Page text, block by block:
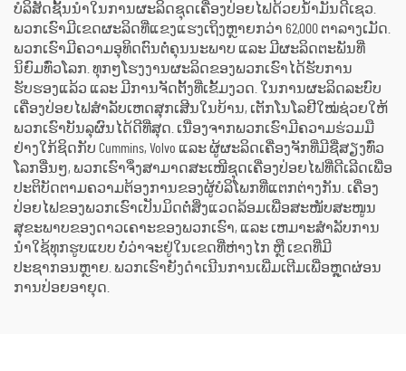
ບໍລິສັດຊັ້ນນຳໃນການຜະລິດຊຸດເຄື່ອງປ່ອຍໄຟດ້ວຍນ້ຳມັນດີເຊວ.
ພວກເຮົາມີເຂດຜະລິດທີ່ແຂງແຮງເຖິງຫຼາຍກວ່າ 62,000 ຕາລາງເມັດ.
ພວກເຮົາມີຄວາມອຸທິດຕົນຕໍ່ຄຸນນະພາບ ແລະ ມີຜະລິດຕະພັນທີ່
ນິຍົມທົ່ວໂລກ. ທຸກໆໂຮງງານຜະລິດຂອງພວກເຮົາໄດ້ຮັບການ
ຮັບຮອງແລ້ວ ແລະ ມີການຈັດຕັ້ງທີ່ເຂັ້ມງວດ. ໃນການຜະລິດລະບົບ
ເຄື່ອງປ່ອຍໄຟສຳລັບເຫດສຸກເສີນໃນບ້ານ, ເຕັກໂນໂລຢີໃໝ່ຊ່ວຍໃຫ້
ພວກເຮົາບັນລຸຜົນໄດ້ດີທີ່ສຸດ. ເນື່ອງຈາກພວກເຮົາມີຄວາມຮ່ວມມື
ຢ່າງໃກ້ຊິດກັບ Cummins, Volvo ແລະ ຜູ້ຜະລິດເຄື່ອງຈັກທີ່ມີຊື່ສຽງທົ່ວ
ໂລກອື່ນໆ, ພວກເຮົາຈຶ່ງສາມາດສະເໜີຊຸດເຄື່ອງປ່ອຍໄຟທີ່ດີເລີດເພື່ອ
ປະຕິບັດຕາມຄວາມຕ້ອງການຂອງຜູ້ບໍລິໂພກທີ່ແຕກຕ່າງກັນ. ເຄື່ອງ
ປ່ອຍໄຟຂອງພວກເຮົາເປັນມິດຕໍ່ສິ່ງແວດລ້ອມເພື່ອສະໜັບສະໜູນ
ສຸຂະພາບຂອງດາວເຄາະຂອງພວກເຮົາ, ແລະ ເຫມາະສຳລັບການ
ນຳໃຊ້ທຸກຮູບແບບ ບໍ່ວ່າຈະຢູ່ໃນເຂດທີ່ຫ່າງໄກ ຫຼື ເຂດທີ່ມີ
ປະຊາກອນຫຼາຍ. ພວກເຮົາຍັງດຳເນີນການເພີ່ມເຕີມເພື່ອຫຼຸດຜ່ອນ
ການປ່ອຍອາຍຸດ.